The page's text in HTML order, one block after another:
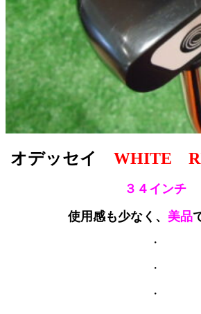
オデッセイ WHITE
３４インチ
使用感も少なく、 美品
・
・
・